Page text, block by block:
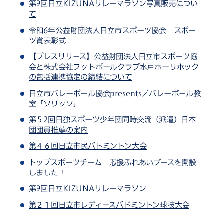
第9回日立KIZUNAリレーマラソン写真販売につい
て
令和6年公益財団法人日立市スポーツ協会 スポー
ツ賞表彰式
【プレスリリース】公益財団法人日立市スポーツ協
会と株式会社フットボールクラブ水戸ホーリホック
の包括連携協定の締結について
日立市バレーボール協会presents／バレーボール教
室「ソリッソ」
第５2回日独スポーツ少年団同時交流（派遣）日本
団団員推薦の案内
第４６回日立市民バトミントン大会
トップスポーツチーム 応援ふれあいブースを開設
しました！
第9回日立KIZUNAリレーマラソン
第２１回日立市レディースバドミントン球技大会